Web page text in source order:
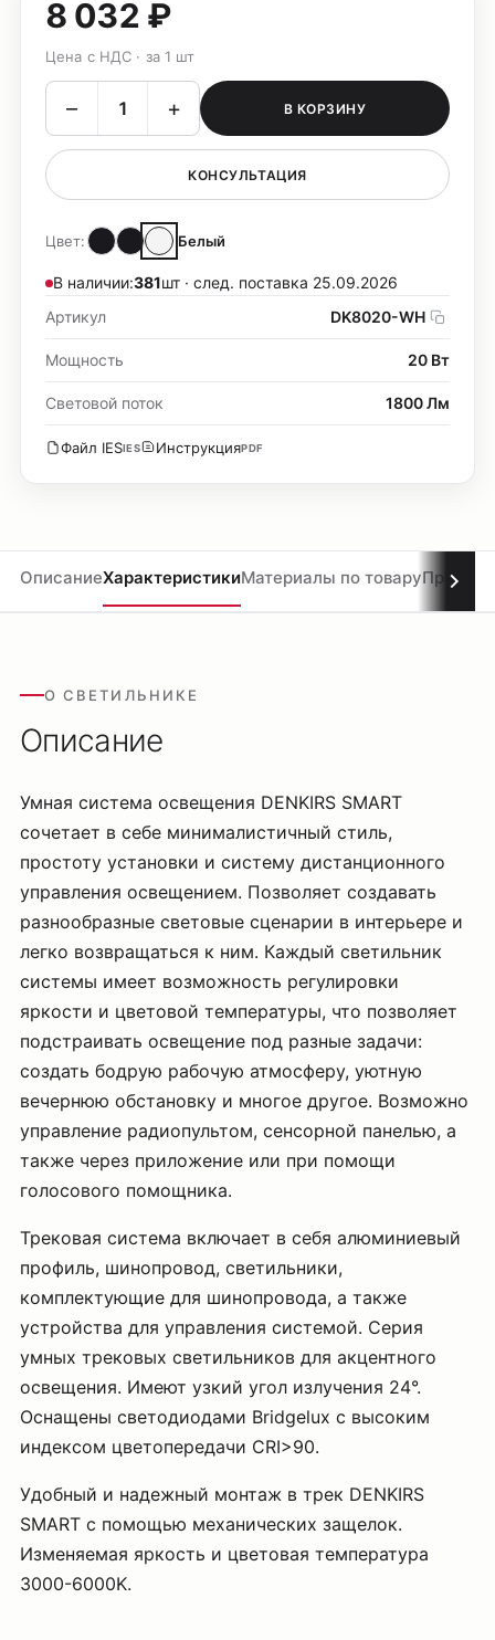
8 032 ₽
Цена с НДС · за 1 шт
– + В КОРЗИНУ
КОНСУЛЬТАЦИЯ
Цвет: Белый
В наличии:381шт · след. поставка 25.09.2026
Артикул
DK8020-WH
Мощность 20 Вт
Световой поток 1800 Лм
Файл IESIES ИнструкцияPDF
ОписаниеХарактеристикиМатериалы по товару
О СВЕТИЛЬНИКЕ
Описание
Умная система освещения DENKIRS SMART
сочетает в себе минималистичный стиль,
простоту установки и систему дистанционного
управления освещением. Позволяет создавать
разнообразные световые сценарии в интерьере и
легко возвращаться к ним. Каждый светильник
системы имеет возможность регулировки
яркости и цветовой температуры, что позволяет
подстраивать освещение под разные задачи:
создать бодрую рабочую атмосферу, уютную
вечернюю обстановку и многое другое. Возможно
управление радиопультом, сенсорной панелью, а
также через приложение или при помощи
голосового помощника.
Трековая система включает в себя алюминиевый
профиль, шинопровод, светильники,
комплектующие для шинопровода, а также
устройства для управления системой. Серия
умных трековых светильников для акцентного
освещения. Имеют узкий угол излучения 24°.
Оснащены светодиодами Bridgelux с высоким
индексом цветопередачи CRI>90.
Удобный и надежный монтаж в трек DENKIRS
SMART с помощью механических защелок.
Изменяемая яркость и цветовая температура
3000-6000K.